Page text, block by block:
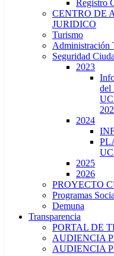
Registro
CENTRO DE
JURIDICO
Turismo
Administración
Seguridad
2023
del
2024
2025
2026
PROYECTO
Programas
Demuna
Transparencia
PORTAL DE
AUDIENCIA
AUDIENCIA